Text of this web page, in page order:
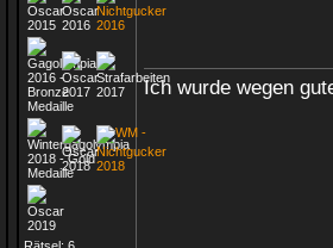
Ich wurde wegen